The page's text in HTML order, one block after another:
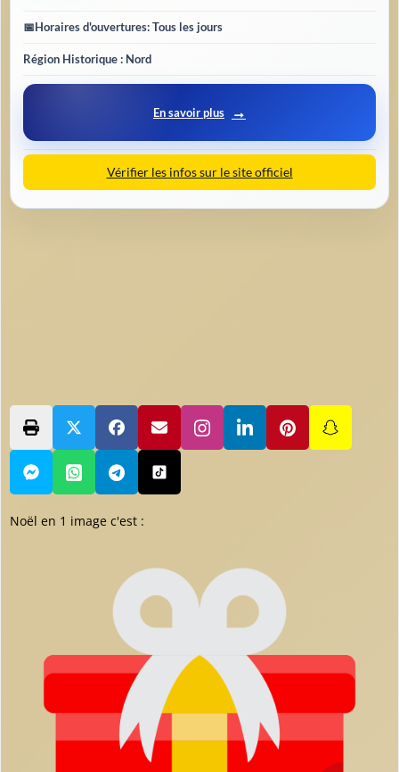
📅Horaires d'ouvertures: Tous les jours
Région Historique : Nord
En savoir plus
Vérifier les infos sur le site officiel
Noël en 1 image c'est :